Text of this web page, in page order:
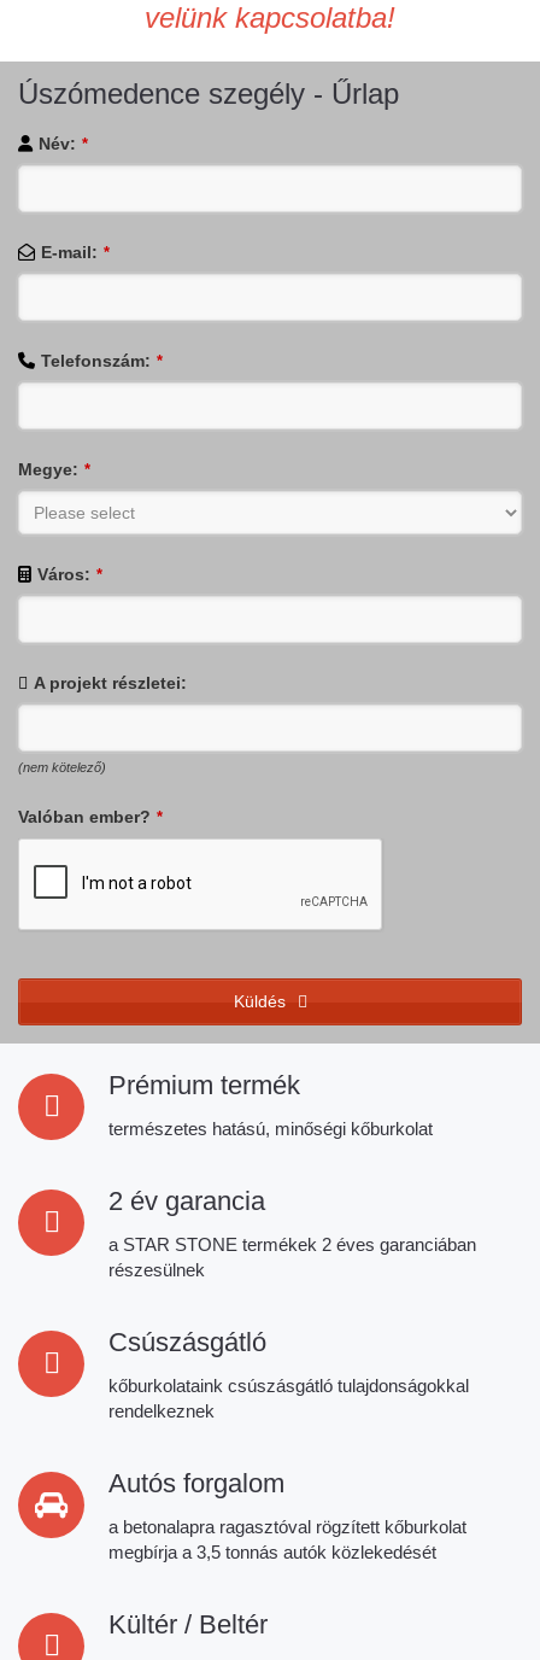
velünk kapcsolatba!
Úszómedence szegély - Űrlap
Név: *
E-mail: *
Telefonszám: *
Megye: *
Város: *
A projekt részletei:
(nem kötelező)
Valóban ember? *
Küldés
field
should
be
Prémium termék
természetes hatású, minőségi kőburkolat
2 év garancia
a STAR STONE termékek 2 éves garanciában
részesülnek
Csúszásgátló
kőburkolataink csúszásgátló tulajdonságokkal
rendelkeznek
Autós forgalom
a betonalapra ragasztóval rögzített kőburkolat
megbírja a 3,5 tonnás autók közlekedését
Kültér / Beltér